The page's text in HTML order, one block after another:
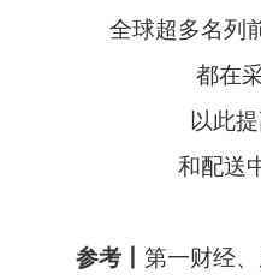
全球超多名列前
都在采
以此提
和配送中
参考丨 第一财经